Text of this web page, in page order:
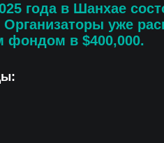
года в Шанхае
Организаторы уже
фондом в $400,000.